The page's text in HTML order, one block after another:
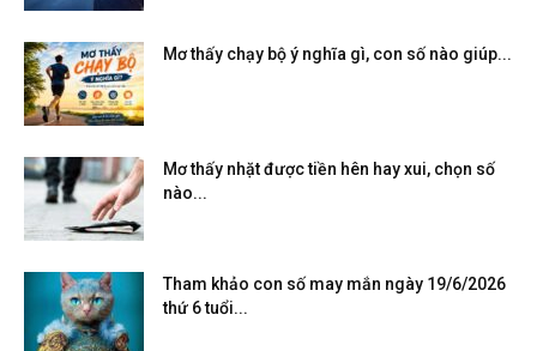
Mơ thấy chạy bộ ý nghĩa gì, con số nào giúp...
Mơ thấy nhặt được tiền hên hay xui, chọn số
nào...
Tham khảo con số may mắn ngày 19/6/2026
thứ 6 tuổi...